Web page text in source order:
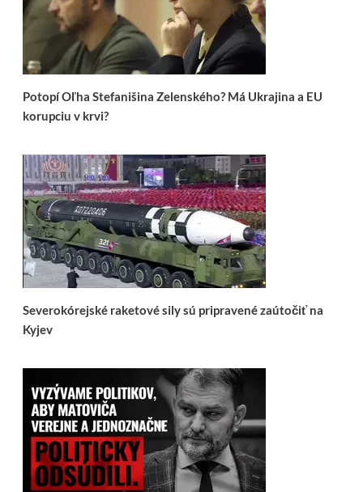
Potopí Oľha Stefanišina Zelenského? Má Ukrajina a EU
korupciu v krvi?
Severokórejské raketové sily sú pripravené zaútočiť na
Kyjev